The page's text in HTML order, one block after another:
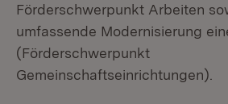
Förderschwerpunkt Arbeiten
umfassende Modernisierung
(Förderschwerpunkt
Gemeinschaftseinrichtungen).